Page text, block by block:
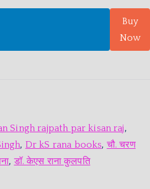
Buy
Now
Singh rajpath par kisan raj,
, Dr kS rana books,चौ. चरण
,डॉ. केएस राना कुलपति